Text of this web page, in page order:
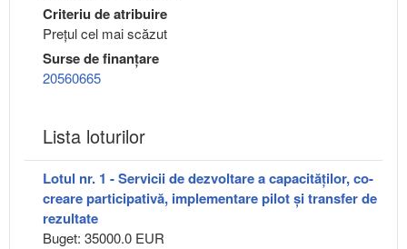
Criteriu de atribuire
Preţul cel mai scăzut
Surse de finanțare
20560665
Lista loturilor
Lotul nr. 1 - Servicii de dezvoltare a capacităților, co-
creare participativă, implementare pilot și transfer de
rezultate
Buget: 35000.0 EUR